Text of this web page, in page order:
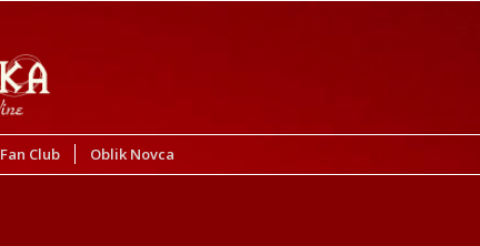
Fan Club Oblik Novca